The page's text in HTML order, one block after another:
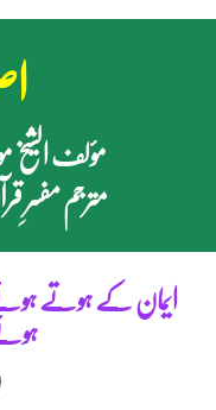
مؤلف الشیخ
مترجم مفسرِ
ایمان کے ہوتے